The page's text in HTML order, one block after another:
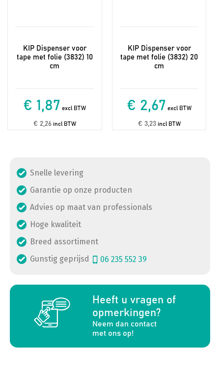
KIP Dispenser voor
tape met folie (3832) 10
cm
€ 1,87 excl BTW
€ 2,26incl BTW
KIP Dispenser voor
tape met folie (3832) 20
cm
€ 2,67 excl BTW
€ 3,23incl BTW
Snelle levering
Garantie op onze producten
Advies op maat van professionals
Hoge kwaliteit
Breed assortiment
Gunstig geprijsd
06 235 552 39
Heeft u vragen of
opmerkingen?
Neem dan contact
met ons op!
a